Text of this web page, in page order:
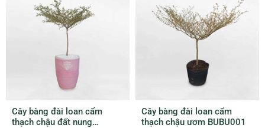
Cây bàng đài loan cẩm
thạch chậu đất nung
Cây bàng đài loan cẩm
thạch chậu ươm BUBU001